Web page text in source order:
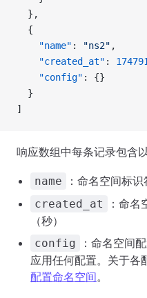
  },
  {
    "name"
: "ns2" ,
    "created_at"
:
    "config"
: {}
  }
]
响应数组中每条记录包含
name ：命名空间标识
created_at
：命
（秒）
config ：命名空间
应用任何配置。关于各
配置命名空间。